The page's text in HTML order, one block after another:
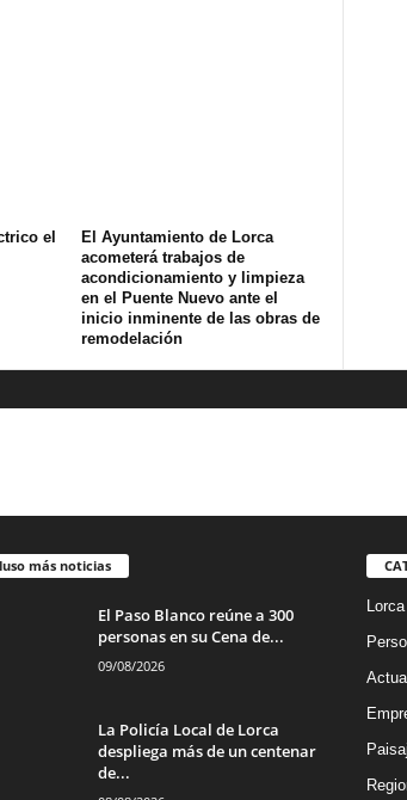
el
El Ayuntamiento de Lorca
acometerá trabajos de
acondicionamiento y limpieza
en el Puente Nuevo ante el
inicio inminente de las obras de
remodelación
más noticias
El Paso Blanco reúne a 300
personas en su Cena de...
09/08/2026
La Policía Local de Lorca
despliega más de un centenar
de...
Lorca